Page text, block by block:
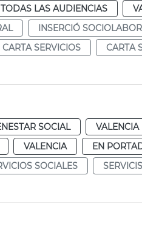
TODAS LAS AUDIENCIAS
INSERCIÓ
CARTA SERVICIOS CARTA
SOCIAL VALENCIA
VALENCIA EN
SOCIALES